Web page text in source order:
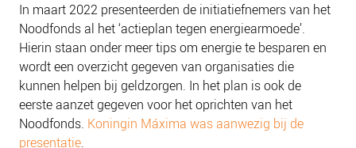
In maart 2022 presenteerden de initiatiefnemers van het
Noodfonds al het ‘actieplan tegen energiearmoede’.
Hierin staan onder meer tips om energie te besparen en
wordt een overzicht gegeven van organisaties die
kunnen helpen bij geldzorgen. In het plan is ook de
eerste aanzet gegeven voor het oprichten van het
Noodfonds. Koningin Máxima was aanwezig bij de
presentatie.